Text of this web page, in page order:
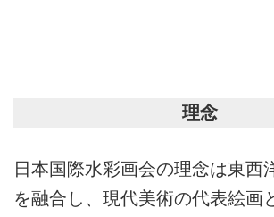
理念
日本国際水彩画会の理念は東西
を融合し、現代美術の代表絵画